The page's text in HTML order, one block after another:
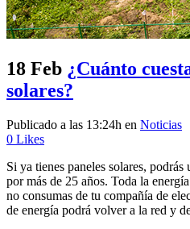
18 Feb ¿Cuánto
solares?
Publicado a las 13:24h en Noticias
0 Likes
Si ya tienes paneles solares,
por más de 25 años. Toda la
no consumas de tu compañía de
de energía podrá volver a la red y